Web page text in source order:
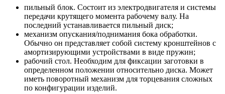
пильный блок. Состоит из электродвигателя и системы
передачи крутящего момента рабочему валу. На
последний устанавливается пильный диск;
механизм опускания/поднимания бока обработки.
Обычно он представляет собой систему кронштейнов с
амортизирующими устройствами в виде пружин;
рабочий стол. Необходим для фиксации заготовки в
определенном положении относительно диска. Может
иметь поворотный механизм для торцевания сложных
по конфигурации изделий.